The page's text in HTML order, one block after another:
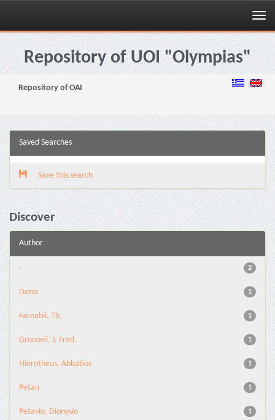
Skip
navigationRepository of UOI "Olympias"
Repository of OAI
Saved Searches
Save this search
Discover
Author
2
-
1
Denis
1
Farnabii, Th.
1
Gronovii, J. Fred.
1
Hierotheus, Abbatios
1
Petau
1
Petavio, Dionysio